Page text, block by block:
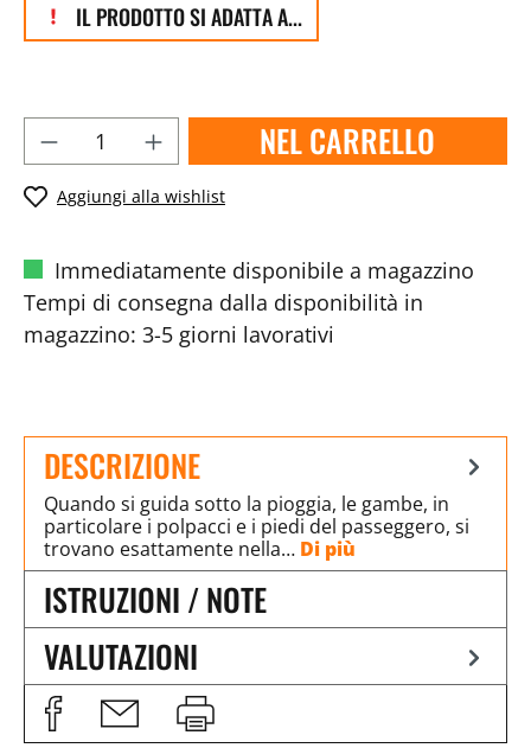
IL PRODOTTO SI ADATTA A...
NEL CARRELLO
Aggiungi alla wishlist
Immediatamente disponibile a magazzino
Tempi di consegna dalla disponibilità in
magazzino: 3-5 giorni lavorativi
DESCRIZIONE
Quando si guida sotto la pioggia, le gambe, in
particolare i polpacci e i piedi del passeggero, si
trovano esattamente nella… Di più
ISTRUZIONI / NOTE
VALUTAZIONI